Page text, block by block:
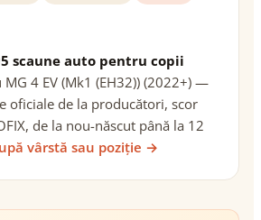
scaune auto pentru copii
MG 4 EV (Mk1 (EH32)) (2022+) —
oficiale de la producători, scor
de la nou-născut până la 12
vârstă sau poziție →